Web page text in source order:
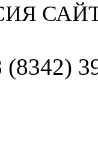
(8342)